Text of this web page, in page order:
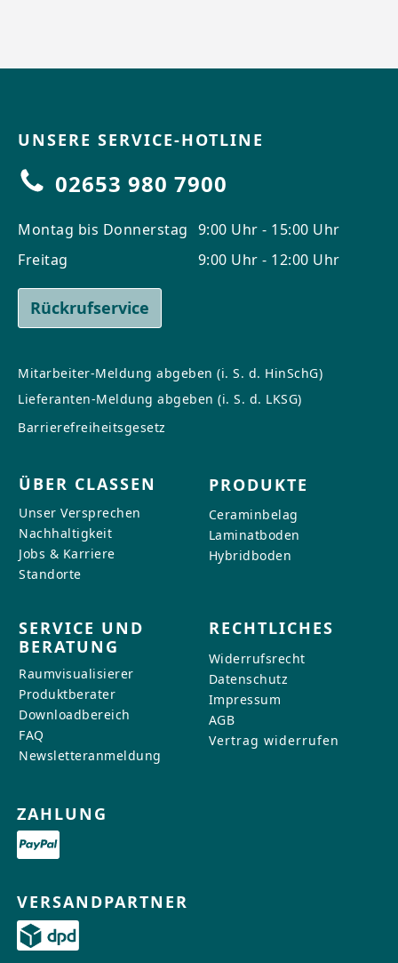
UNSERE SERVICE-HOTLINE
02653 980 7900
Montag bis Donnerstag
Freitag
9:00 Uhr - 15:00 Uhr
9:00 Uhr - 12:00 Uhr
Rückrufservice
Mitarbeiter-Meldung abgeben (i. S. d. HinSchG)
Lieferanten-Meldung abgeben (i. S. d. LKSG)
Barrierefreiheitsgesetz
ÜBER CLASSEN
Unser Versprechen
Nachhaltigkeit
Jobs & Karriere
Standorte
PRODUKTE
Ceraminbelag
Laminatboden
Hybridboden
SERVICE UND
BERATUNG
Raumvisualisierer
Produktberater
Downloadbereich
FAQ
Newsletteranmeldung
RECHTLICHES
Widerrufsrecht
Datenschutz
Impressum
AGB
Vertrag widerrufen
ZAHLUNG
VERSANDPARTNER